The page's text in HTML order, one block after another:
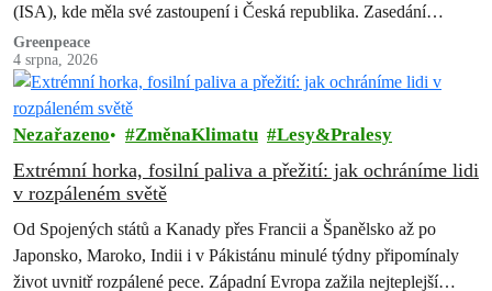
(ISA), kde měla své zastoupení i Česká republika. Zasedání
skončilo zklamáním,…
Greenpeace
4 srpna, 2026
Nezařazeno ZměnaKlimatu Lesy&Pralesy
Extrémní horka, fosilní paliva a přežití: jak ochráníme lidi
v rozpáleném světě
Od Spojených států a Kanady přes Francii a Španělsko až po
Japonsko, Maroko, Indii i v Pákistánu minulé týdny připomínaly
život uvnitř rozpálené pece. Západní Evropa zažila nejteplejší